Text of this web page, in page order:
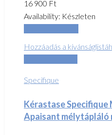
16 900 Ft
Availability: Készleten
Hozzáadás a
Specifique
Kérastase Specifique
Apaisant mélytápláló